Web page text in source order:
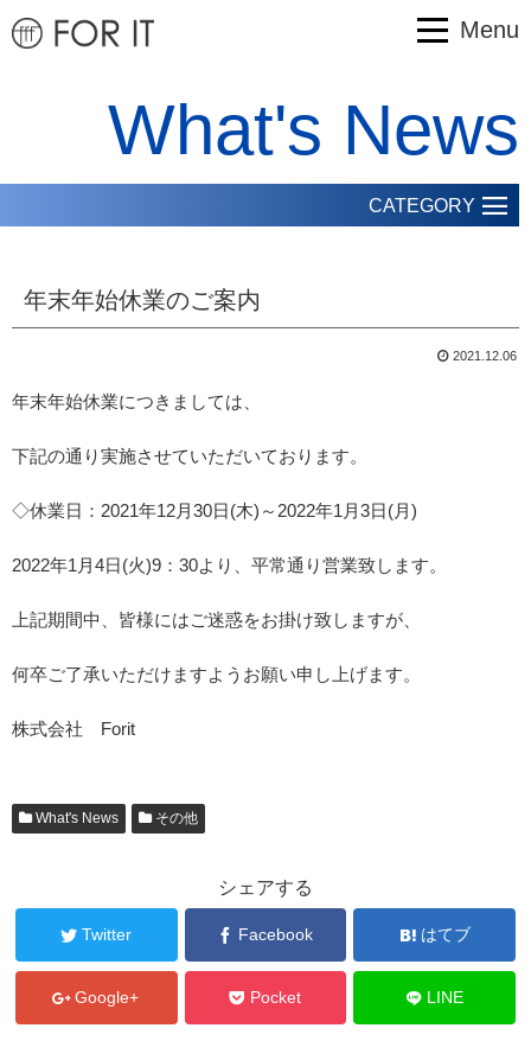
Menu
What's News
CATEGORY
年末年始休業のご案内
2021.12.06
年末年始休業につきましては、
下記の通り実施させていただいております。
◇休業日：2021年12月30日(木)～2022年1月3日(月)
2022年1月4日(火)9：30より、平常通り営業致します。
上記期間中、皆様にはご迷惑をお掛け致しますが、
何卒ご了承いただけますようお願い申し上げます。
株式会社 Forit
What's News その他
シェアする
Twitter Facebook はてブ
Google+ Pocket LINE